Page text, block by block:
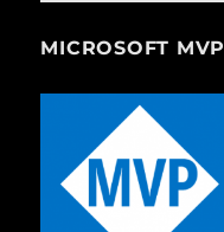
MICROSOFT MVP